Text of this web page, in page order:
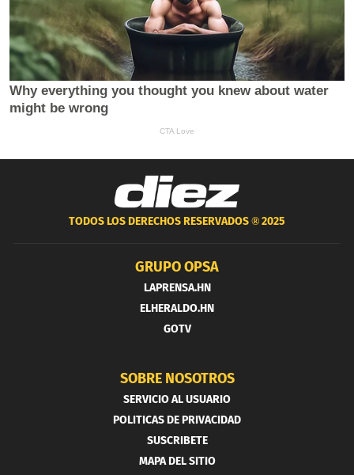
TODOS LOS DERECHOS RESERVADOS ®2025
GRUPO OPSA
LAPRENSA.HN
ELHERALDO.HN
GOTV
SOBRE NOSOTROS
SERVICIO AL USUARIO
POLITICAS DE PRIVACIDAD
SUSCRIBETE
MAPA DEL SITIO